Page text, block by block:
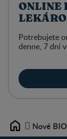
ONLINE
Potrebujete
denne, 7 dní
Home Nové